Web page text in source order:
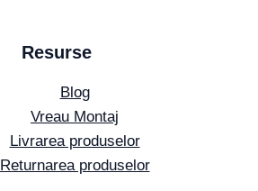
Resurse
Blog
Vreau Montaj
Livrarea produselor
Returnarea produselor